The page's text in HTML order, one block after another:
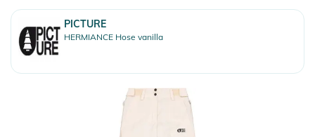
PICTURE
HERMIANCE Hose vanilla